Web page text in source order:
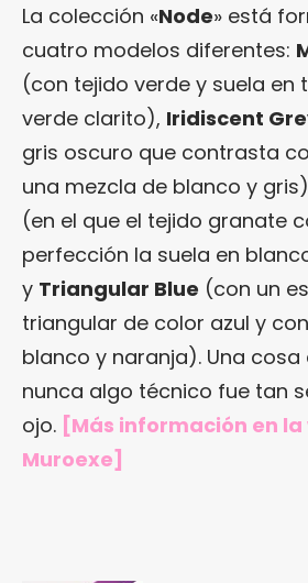
La colección «Node» está
cuatro modelos diferentes:
(con tejido verde y suela en
verde clarito), Iridiscent
gris oscuro que contrasta
una mezcla de blanco y
(en el que el tejido granate
perfección la suela en
y Triangular Blue (con un
triangular de color azul y
blanco y naranja). Una cosa
nunca algo técnico fue tan
ojo. [Más información en la
Muroexe]